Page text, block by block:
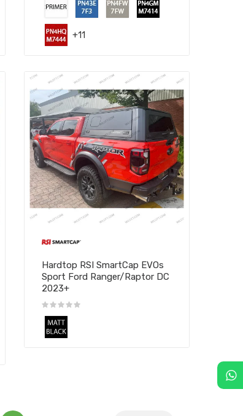
+11
Hardtop RSI SmartCap EVOs
Sport Ford Ranger/Raptor DC
2023+